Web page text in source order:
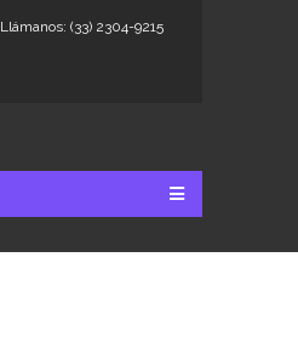
Llámanos: (33) 2304-9215